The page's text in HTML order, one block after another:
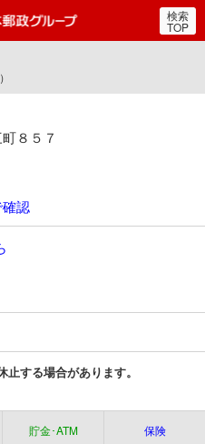
郵便局・日本郵政グルー
検索
TOP
８５７
認
する場合があります。
貯金･ATM 保険